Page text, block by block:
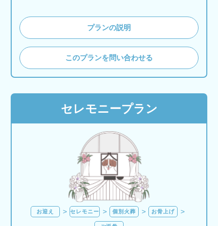
プランの説明
このプランを問い合わせる
セレモニープラン
お迎え セレモニー 個別火葬 お骨上げ